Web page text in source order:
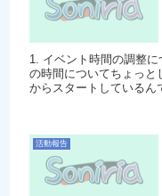
1. イベント時間の調整について Clusterで開催し
の時間についてちょっとした
からスタートしているん
活動報告